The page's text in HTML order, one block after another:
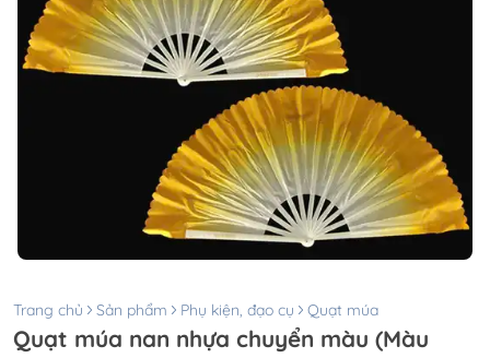
Trang chủ Sản phẩm Phụ kiện, đạo cụ Quạt múa
Quạt múa nan nhựa chuyển màu (Màu